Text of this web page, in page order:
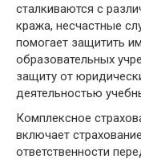
сталкиваются с
кража, несчастные
помогает защитить
образовательных
защиту от
деятельностью
Комплексное
включает
ответственности